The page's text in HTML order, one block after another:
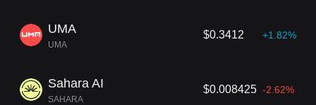
UMA
UMA
$0.3412 +1.82%
Sahara AI
SAHARA
$0.008425 -2.62%